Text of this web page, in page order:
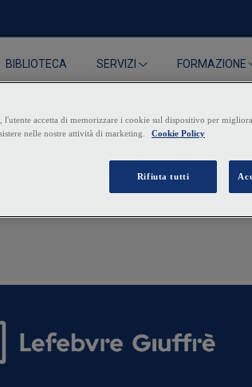
BIBLIOTECA SERVIZI FORMAZIONE
del